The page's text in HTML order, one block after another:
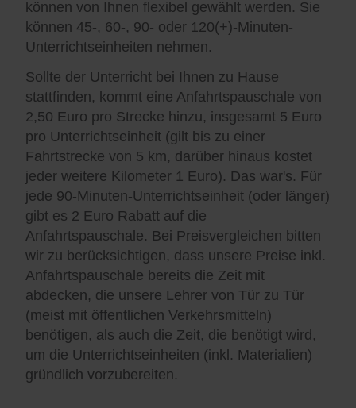
können von Ihnen flexibel gewählt werden. Sie
können 45-, 60-, 90- oder 120(+)-Minuten-
Unterrichtseinheiten nehmen.
Sollte der Unterricht bei Ihnen zu Hause
stattfinden, kommt eine Anfahrtspauschale von
2,50 Euro pro Strecke hinzu, insgesamt 5 Euro
pro Unterrichtseinheit (gilt bis zu einer
Fahrtstrecke von 5 km, darüber hinaus kostet
jeder weitere Kilometer 1 Euro). Das war's. Für
jede 90-Minuten-Unterrichtseinheit (oder länger)
gibt es 2 Euro Rabatt auf die
Anfahrtspauschale. Bei Preisvergleichen bitten
wir zu berücksichtigen, dass unsere Preise inkl.
Anfahrtspauschale bereits die Zeit mit
abdecken, die unsere Lehrer von Tür zu Tür
(meist mit öffentlichen Verkehrsmitteln)
benötigen, als auch die Zeit, die benötigt wird,
um die Unterrichtseinheiten (inkl. Materialien)
gründlich vorzubereiten.